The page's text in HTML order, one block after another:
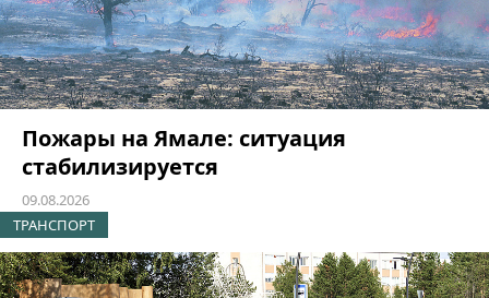
Пожары на Ямале: ситуация
стабилизируется
09.08.2026
ТРАНСПОРТ